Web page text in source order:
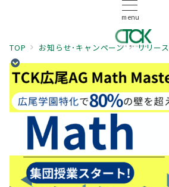
menu
TOP お知らせ･キャンペーン リリース